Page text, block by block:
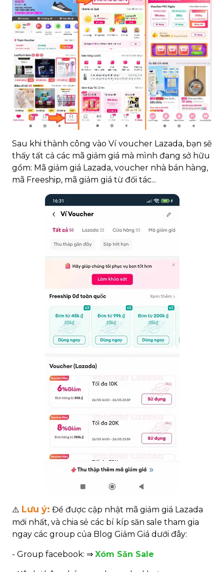
Sau khi thành công vào Ví voucher Lazada, bạn sẽ
thấy tất cả các mã giảm giá mà mình đang sở hữu
gồm: Mã giảm giá Lazada, voucher nhà bán hàng,
mã Freeship, mã giảm giá từ đối tác...
⚠️ Lưu ý: Để được cập nhật mã giảm giá Lazada
mới nhất, và chia sẻ các bí kíp săn sale tham gia
ngay các group của Blog Giảm Giá dưới đây:
- Group facebook: ⇒ Xóm Săn Sale